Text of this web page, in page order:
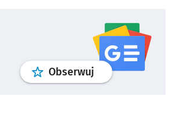
Obserwuj profilgoogle news